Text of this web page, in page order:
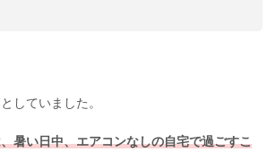
していました。
暑い日中、エアコンなしの自宅で過ごすこ